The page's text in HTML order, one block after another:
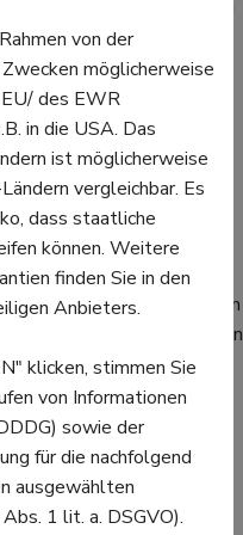
sogar bis zu 48 Stunden
Wer schon länger mit
die Pollensaison der
ist, bald beginnt, kann
davor mit der
von Nasensprays mit
Bei der
ins Blut, denn das
besteht. Ein
mit Momentason nicht
Mitteln gegen Allergien
nicht abhängig und kann
verwendet werden.
Mometason
von Nasenspray mit
geben. Es kann bei
von der
möglicherweise
des EWR
in die USA. Das
ist möglicherweise
vergleichbar. Es
dass staatliche
können. Weitere
finden Sie in den
Anbieters.
klicken, stimmen Sie
von Informationen
sowie der
für die nachfolgend
ausgewählten
1 lit. a. DSGVO).